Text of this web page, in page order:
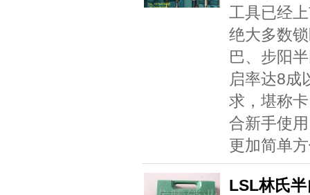
工具已经
绝大多数
巴、步阳
启率达8成
求，堪称
合新手使
更加简单
LSL林氏